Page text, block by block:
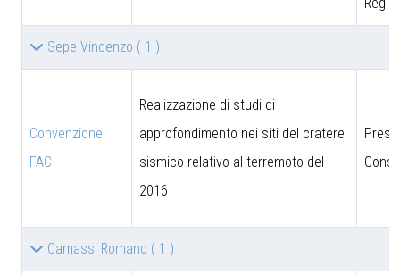
Sepe Vincenzo ( 1 )
Convenzione
FAC
Realizzazione di studi di
approfondimento nei siti del cratere
sismico relativo al terremoto del
2016
Camassi Romano ( 1 )